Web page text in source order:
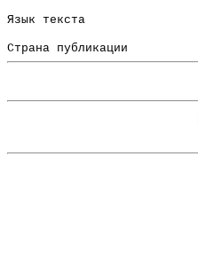
Язык текста
Страна публикации